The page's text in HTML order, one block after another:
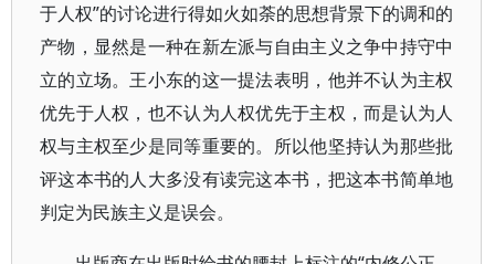
于人权”的讨论进行得如火如荼的思想背景下的调和的
产物，显然是一种在新左派与自由主义之争中持守中
立的立场。王小东的这一提法表明，他并不认为主权
优先于人权，也不认为人权优先于主权，而是认为人
权与主权至少是同等重要的。所以他坚持认为那些批
评这本书的人大多没有读完这本书，把这本书简单地
判定为民族主义是误会。